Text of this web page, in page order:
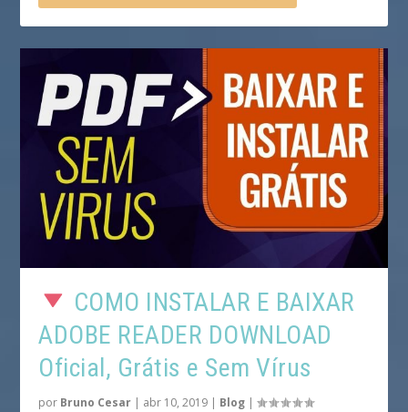
COMO INSTALAR E BAIXAR
ADOBE READER DOWNLOAD
Oficial, Grátis e Sem Vírus
por Bruno Cesar | abr 10, 2019 | Blog |